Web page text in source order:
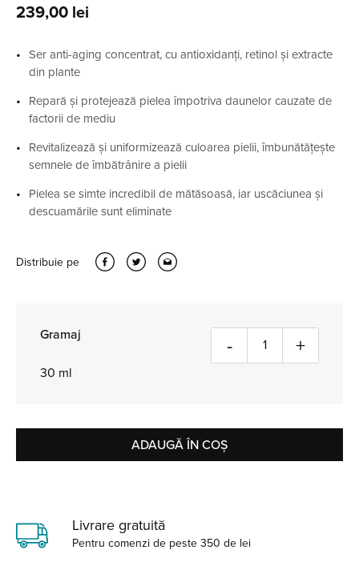
239,00 lei
Ser anti-aging concentrat, cu antioxidanți, retinol și extracte
din plante
Repară și protejează pielea împotriva daunelor cauzate de
factorii de mediu
Revitalizează și uniformizează culoarea pielii, îmbunătățește
semnele de îmbătrânire a pielii
Pielea se simte incredibil de mătăsoasă, iar uscăciunea și
descuamările sunt eliminate
Distribuie pe
Gramaj
30 ml
- +
ADAUGĂ ÎN COȘ
Livrare gratuită
Pentru comenzi de peste 350 de lei